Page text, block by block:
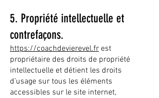
5. Propriété intellectuelle et
contrefaçons.
https://coachdevierevel.fr est
propriétaire des droits de propriété
intellectuelle et détient les droits
d’usage sur tous les éléments
accessibles sur le site internet,